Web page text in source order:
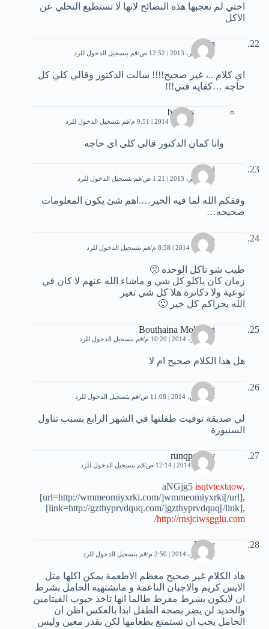
اختي لم تعجبها هذه النصائح لانها لا تستطيع التخلي عن
الاكل
dalia
18 نوفمبر، 2013 | 12:52 ص قم بتسجيل الدخول للرد
اي كلام ..، غير صحيح!!!! سالت الدكتور وقالي كلي كل
حاجه …كفايه فتي!!!
bosbos
3 فبراير، 2014 | 9:51 م قم بتسجيل الدخول للرد
وانا كمان الدكتور قالى كلى اى حاجه
zizi
18 نوفمبر، 2013 | 1:21 ص قم بتسجيل الدخول للرد
وففكم الله لما فيه الخير….اهم شئ يكون المعلومات
صحيحه…
ةة
3 فبراير، 2014 | 8:58 م قم بتسجيل الدخول للرد
طيب شو تاكل الوحده 🙁
زمان كان ياكلو كل شي و ماشاء الله عنهم لا كان في
توعية ولا دكاترة هلا كل شي تغير
الله يجزاكم كل خير 🙂
Bouthaina Mokhtari
23 فبراير، 2014 | 10:20 م قم بتسجيل الدخول للرد
هل هذا الكلام صحيح ام لا
نور
13 مارس، 2014 | 11:08 ص قم بتسجيل الدخول للرد
لي صديقة توفيت طفلتها في الشهر الرابع بسبب تناول
السنيورة
runqpshedy
11 مايو، 2014 | 12:14 ص قم بتسجيل الدخول للرد
aNGjg5 isqtvtextaow,
[url=http://wmmeomiyxrki.com/]wmmeomiyxrki[/url],
[link=http://gzthyprvdquq.com/]gzthyprvdquq[/link],
http://rnsjciwsgglu.com/
Ruby
22 أكتوبر، 2014 | 2:50 م قم بتسجيل الدخول للرد
هاد الكلام غير صحيح معظم الاطعمة يمكن اكلها متل
الايس كريم والاجبان الناعمة و ماتشتهيه الحامل بشرط
ان لايكون بشرط مفرط طالما انها تاخذ حبوب الفيتامين
والحديد لن يضر بصحة الطفل ابدا بالعكس اظن ان
الحامل يجب ان تستمتع بطعامها لكن بقدر معين وليس